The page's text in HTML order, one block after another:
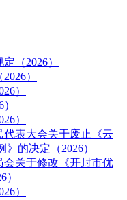
（2026）
）
）
）
表大会关于废止《云
的决定（2026）
关于修改《开封市优
）